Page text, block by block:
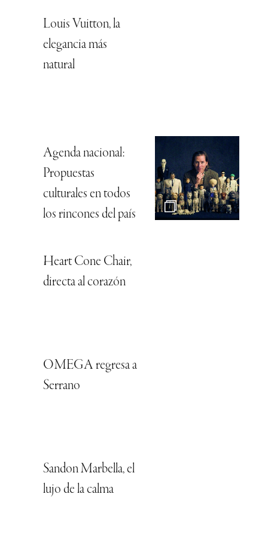
Louis Vuitton, la
elegancia más
natural
Agenda nacional:
Propuestas
culturales en todos
los rincones del país
Heart Cone Chair,
directa al corazón
OMEGA regresa a
Serrano
Sandon Marbella, el
lujo de la calma